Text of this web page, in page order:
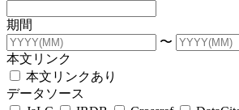
期間
〜
本文リンク
本文リンクあり
データソース